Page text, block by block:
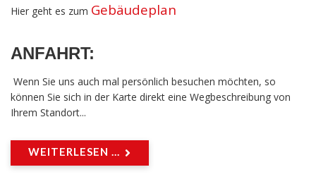
Hier geht es zum Gebäudeplan
ANFAHRT:
Wenn Sie uns auch mal persönlich besuchen möchten, so
können Sie sich in der Karte direkt eine Wegbeschreibung von
Ihrem Standort...
WEITERLESEN ...